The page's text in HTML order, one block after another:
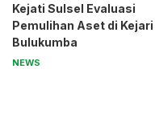
Kejati Sulsel Evaluasi
Pemulihan Aset di Kejari
Bulukumba
NEWS